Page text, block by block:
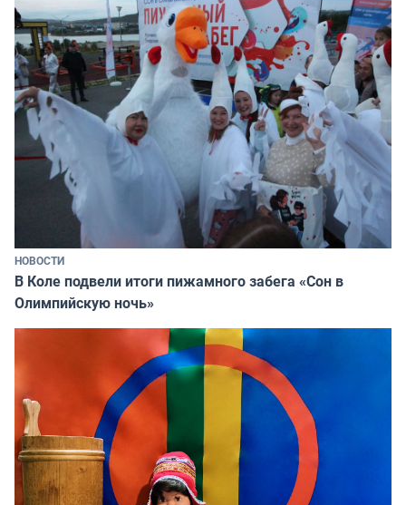
НОВОСТИ
В Коле подвели итоги пижамного забега «Сон в
Олимпийскую ночь»